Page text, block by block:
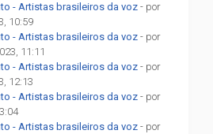
- Artistas brasileiros da voz - por
10:59
- Artistas brasileiros da voz - por
11:11
- Artistas brasileiros da voz - por
12:13
- Artistas brasileiros da voz - por
- Artistas brasileiros da voz - por